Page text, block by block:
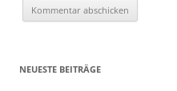
NEUESTE BEITRÄGE